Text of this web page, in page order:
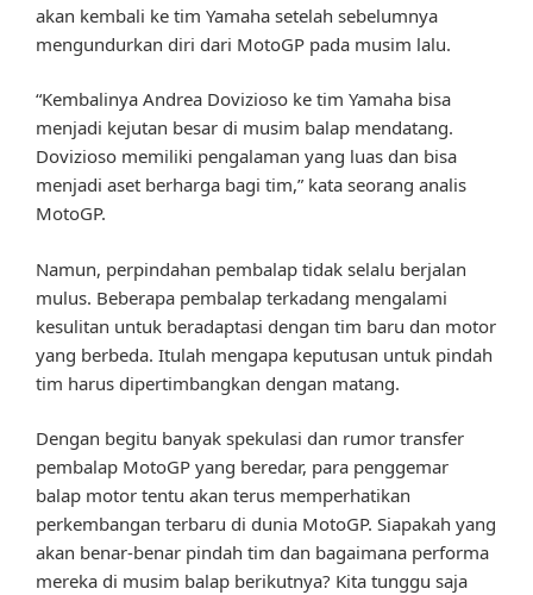
akan kembali ke tim Yamaha setelah sebelumnya
mengundurkan diri dari MotoGP pada musim lalu.
“Kembalinya Andrea Dovizioso ke tim Yamaha bisa
menjadi kejutan besar di musim balap mendatang.
Dovizioso memiliki pengalaman yang luas dan bisa
menjadi aset berharga bagi tim,” kata seorang analis
MotoGP.
Namun, perpindahan pembalap tidak selalu berjalan
mulus. Beberapa pembalap terkadang mengalami
kesulitan untuk beradaptasi dengan tim baru dan motor
yang berbeda. Itulah mengapa keputusan untuk pindah
tim harus dipertimbangkan dengan matang.
Dengan begitu banyak spekulasi dan rumor transfer
pembalap MotoGP yang beredar, para penggemar
balap motor tentu akan terus memperhatikan
perkembangan terbaru di dunia MotoGP. Siapakah yang
akan benar-benar pindah tim dan bagaimana performa
mereka di musim balap berikutnya? Kita tunggu saja